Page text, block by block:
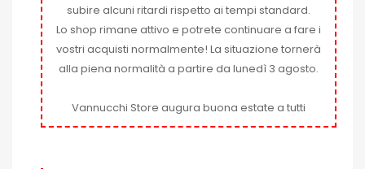
subire alcuni ritardi rispetto ai tempi standard.
Lo shop rimane attivo e potrete continuare a fare i
vostri acquisti normalmente! La situazione tornerà
alla piena normalità a partire da lunedì 3 agosto.
Vannucchi Store augura buona estate a tutti